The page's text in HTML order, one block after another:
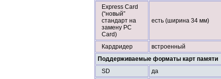
Express Card
(“новый”
стандарт на
замену PC
Card)
есть (ширина 34 мм)
Кардридер
встроенный
Поддерживаемые форматы карт памяти
SD
да